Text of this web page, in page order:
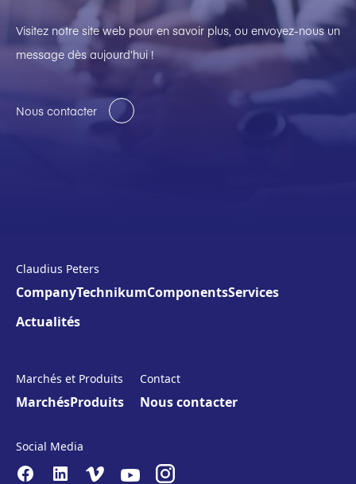
Visitez notre site web pour en savoir plus, ou envoyez-nous un
message dès aujourd’hui !
Nous contacter
Claudius Peters
CompanyTechnikumComponentsServices
Actualités
Marchés et Produits
MarchésProduits
Contact
Nous contacter
Social Media